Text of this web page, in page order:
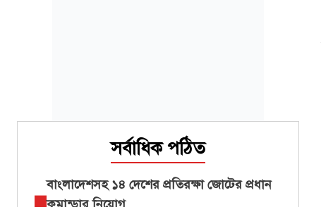
সর্বাধিক পঠিত
বাংলাদেশসহ ১৪ দেশের প্রতিরক্ষা জোটের প্রধান